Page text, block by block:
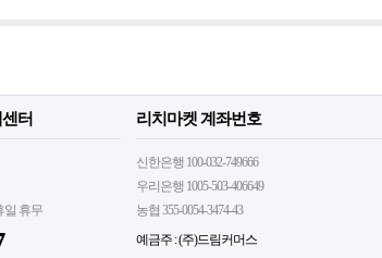
터
일 휴무
리치마켓 계좌번호
신한은행 100-032-749666
우리은행 1005-503-406649
농협 355-0054-3474-43
예금주 : (주)드림커머스